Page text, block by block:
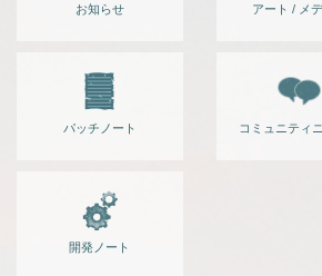
お知らせ アート / メ
パッチノート コミュニティ
開発ノート